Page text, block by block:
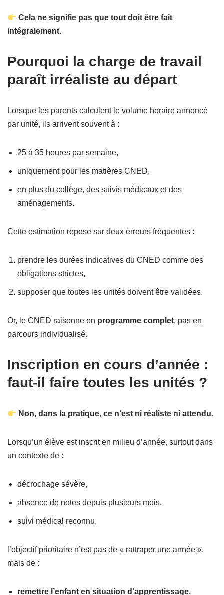
Cela ne signifie pas que tout doit être fait
intégralement.
Pourquoi la charge de travail
paraît irréaliste au départ
Lorsque les parents calculent le volume horaire annoncé
par unité, ils arrivent souvent à :
25 à 35 heures par semaine,
uniquement pour les matières CNED,
en plus du collège, des suivis médicaux et des
aménagements.
Cette estimation repose sur deux erreurs fréquentes :
prendre les durées indicatives du CNED comme des
obligations strictes,
supposer que toutes les unités doivent être validées.
Or, le CNED raisonne en programme complet, pas en
parcours individualisé.
Inscription en cours d’année :
faut-il faire toutes les unités ?
Non, dans la pratique, ce n’est ni réaliste ni attendu.
Lorsqu’un élève est inscrit en milieu d’année, surtout dans
un contexte de :
décrochage sévère,
absence de notes depuis plusieurs mois,
suivi médical reconnu,
l’objectif prioritaire n’est pas de « rattraper une année »,
mais de :
remettre l’enfant en situation d’apprentissage,